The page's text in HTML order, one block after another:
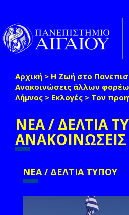
Παράκαμψη προς το κυρίως
Είστε εδώ
Αρχική > Η Ζωή στο
Ανακοινώσεις άλλων
Λήμνος > Εκλογές > Τον
ΝΕΑ / ΔΕΛΤΙΑ
ΑΝΑΚΟΙΝΩΣΕΙΣ
ΝΕΑ / ΔΕΛΤΙΑ ΤΥΠΟΥ